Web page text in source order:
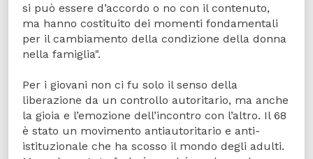
si può essere d’accordo o no con il contenuto,
ma hanno costituito dei momenti fondamentali
per il cambiamento della condizione della donna
nella famiglia".
Per i giovani non ci fu solo il senso della
liberazione da un controllo autoritario, ma anche
la gioia e l’emozione dell’incontro con l’altro. Il 68
è stato un movimento antiautoritario e anti-
istituzionale che ha scosso il mondo degli adulti.